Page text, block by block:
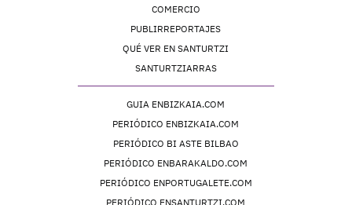
COMERCIO
PUBLIRREPORTAJES
QUÉ VER EN SANTURTZI
SANTURTZIARRAS
GUIA ENBIZKAIA.COM
PERIÓDICO ENBIZKAIA.COM
PERIÓDICO BI ASTE BILBAO
PERIÓDICO ENBARAKALDO.COM
PERIÓDICO ENPORTUGALETE.COM
PERIÓDICO ENSANTURTZI.COM